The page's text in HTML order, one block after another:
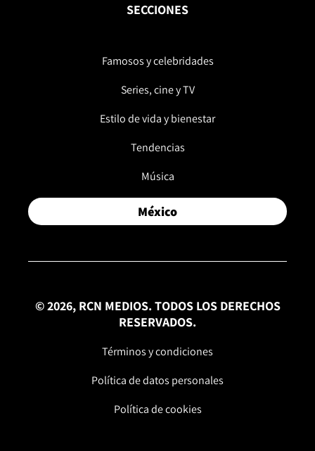
SECCIONES
Famosos y celebridades
Series, cine y TV
Estilo de vida y bienestar
Tendencias
Música
México
© 2026, RCN MEDIOS. TODOS LOS DERECHOS
RESERVADOS.
Términos y condiciones
Política de datos personales
Política de cookies